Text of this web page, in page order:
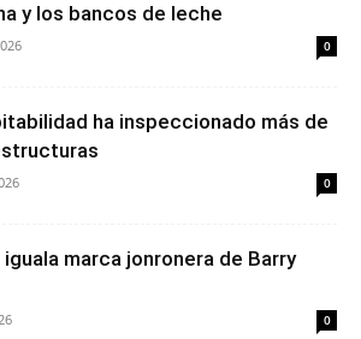
y los bancos de leche
0
ha inspeccionado más de
0
iguala marca jonronera de Barry
0